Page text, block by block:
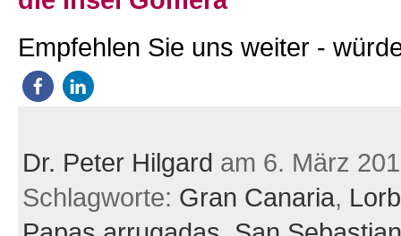
Empfehlen Sie uns weiter -
Dr. Peter Hilgard am 6. März
Schlagworte: Gran Canaria,